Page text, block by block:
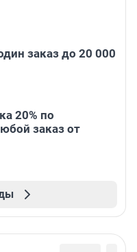
заказ до 20 000
20% по
заказ от